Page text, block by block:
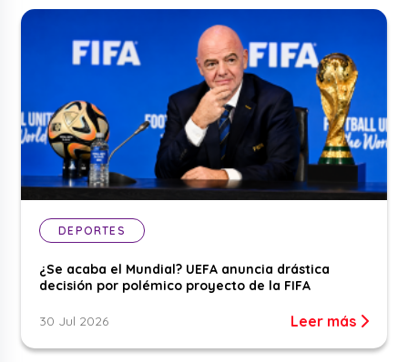
DEPORTES
¿Se acaba el Mundial? UEFA anuncia drástica
decisión por polémico proyecto de la FIFA
30 Jul 2026 Leer más